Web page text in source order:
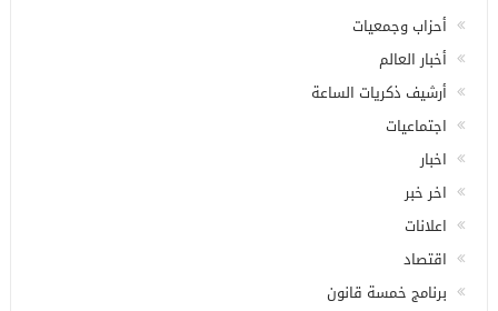
أحزاب وجمعيات
أخبار العالم
أرشيف ذكريات الساعة
اجتماعيات
اخبار
اخر خبر
اعلانات
اقتصاد
برنامج خمسة قانون